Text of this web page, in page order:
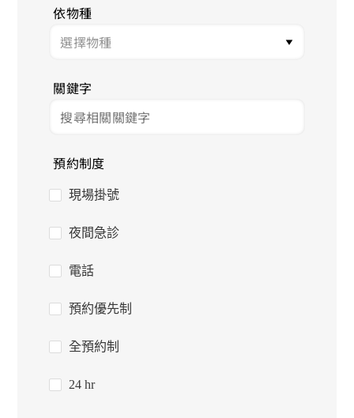
依物種
關鍵字
預約制度
現場掛號
夜間急診
電話
預約優先制
全預約制
24 hr